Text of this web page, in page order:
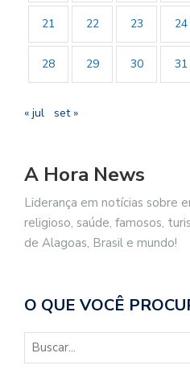
21 22 23 24
28 29 30 31
« jul set »
A Hora News
Liderança em notícias sobre
religioso, saúde, famosos,
de Alagoas, Brasil e mundo!
O QUE VOCÊ